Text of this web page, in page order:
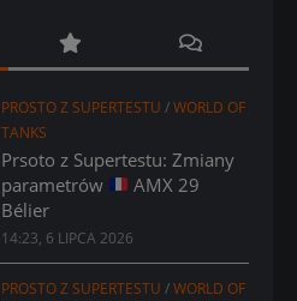
PROSTO Z SUPERTESTU /WORLD OF
TANKS
Prsoto z Supertestu: Zmiany
parametrów
AMX 29
Bélier
14:23, 6 LIPCA 2026
PROSTO Z SUPERTESTU /WORLD OF